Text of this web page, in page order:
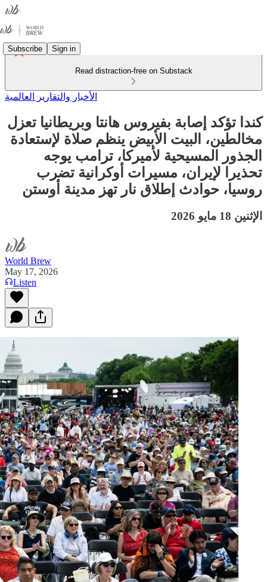
Subscribe Sign in
Read distraction-free on Substack
الأخبار والتقارير العالمية
كندا تؤكد إصابة بفيروس هانتا وبريطانيا تعزل
مخالطين، البيت الأبيض ينظم صلاة لإستعادة
الجذور المسيحية لأميركا، ترامب يوجه
تحذيرا لإيران، مسيرات أوكرانية تضرب
روسيا، حوادث إطلاق نار تهز مدينة أوستن
الإثنين 18 مايو 2026
World Brew
May 17, 2026
Listen